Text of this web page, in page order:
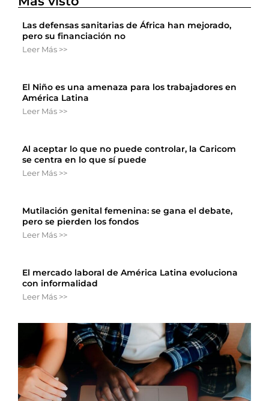
Las defensas sanitarias de África han mejorado,
pero su financiación no
Leer Más >>
El Niño es una amenaza para los trabajadores en
América Latina
Leer Más >>
Al aceptar lo que no puede controlar, la Caricom
se centra en lo que sí puede
Leer Más >>
Mutilación genital femenina: se gana el debate,
pero se pierden los fondos
Leer Más >>
El mercado laboral de América Latina evoluciona
con informalidad
Leer Más >>